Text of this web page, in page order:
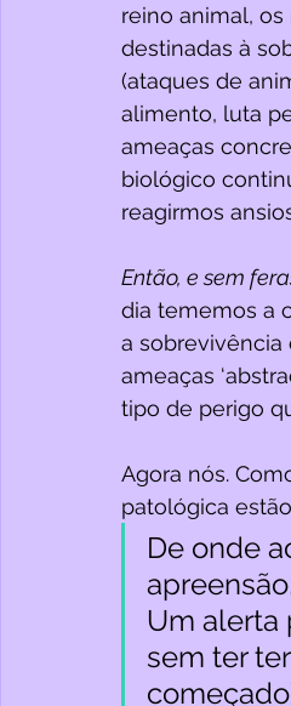
reino animal,
destinadas à
(ataques de
alimento, luta
ameaças
biológico
reagirmos
Então, e sem
dia tememos a
a
ameaças
tipo de perigo
Agora nós.
patológica
De onde
Um alerta
sem ter